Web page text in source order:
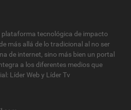
tecnológica de impacto
más allá de lo tradicional al no ser
de internet, sino más bien un portal
a los diferentes medios que
Líder Web y Líder Tv